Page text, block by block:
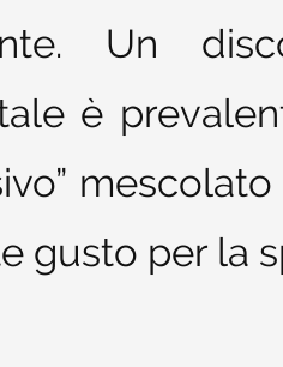
Un
è
gusto per la